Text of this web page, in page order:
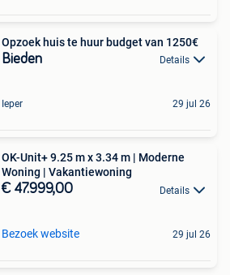
Opzoek huis te huur budget van 1250€
Bieden Details
Ieper 29 jul 26
OK-Unit+ 9.25 m x 3.34 m | Moderne
Woning | Vakantiewoning
€ 47.999,00 Details
Bezoek website 29 jul 26